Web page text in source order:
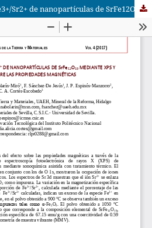
Análisis de la relación Fe3+/Sr2+ de nanopartículas de SrFe12O19 mediante XPS y su efecto sobre las propiedades magnéticas